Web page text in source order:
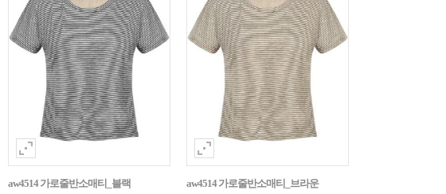
aw4514 가로줄반소매티_블랙 aw4514 가로줄반소매티_브라운